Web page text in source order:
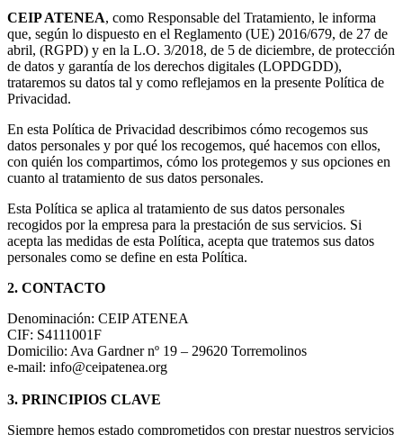
CEIP ATENEA, como Responsable del Tratamiento, le informa
que, según lo dispuesto en el Reglamento (UE) 2016/679, de 27 de
abril, (RGPD) y en la L.O. 3/2018, de 5 de diciembre, de protección
de datos y garantía de los derechos digitales (LOPDGDD),
trataremos su datos tal y como reflejamos en la presente Política de
Privacidad.
En esta Política de Privacidad describimos cómo recogemos sus
datos personales y por qué los recogemos, qué hacemos con ellos,
con quién los compartimos, cómo los protegemos y sus opciones en
cuanto al tratamiento de sus datos personales.
Esta Política se aplica al tratamiento de sus datos personales
recogidos por la empresa para la prestación de sus servicios. Si
acepta las medidas de esta Política, acepta que tratemos sus datos
personales como se define en esta Política.
2. CONTACTO
Denominación: CEIP ATENEA
CIF: S4111001F
Domicilio: Ava Gardner nº 19 – 29620 Torremolinos
e-mail: info@ceipatenea.org
3. PRINCIPIOS CLAVE
Siempre hemos estado comprometidos con prestar nuestros servicios